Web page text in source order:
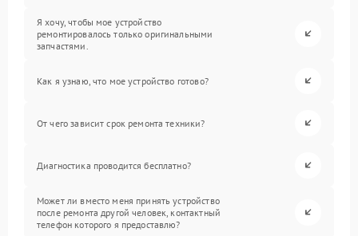
Я хочу, чтобы мое устройство
ремонтировалось только оригинальными
запчастями.
Как я узнаю, что мое устройство готово?
От чего зависит срок ремонта техники?
Диагностика проводится бесплатно?
Может ли вместо меня принять устройство
после ремонта другой человек, контактный
телефон которого я предоставлю?